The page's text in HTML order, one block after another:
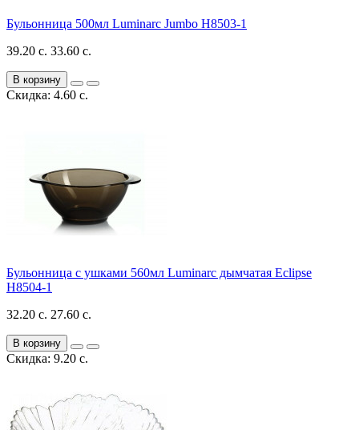
Бульонница 500мл Luminarc Jumbo H8503-1
39.20 с. 33.60 с.
В корзину
Скидка: 4.60 с.
Бульонница с ушками 560мл Luminarc дымчатая Eclipse
H8504-1
32.20 с. 27.60 с.
В корзину
Скидка: 9.20 с.